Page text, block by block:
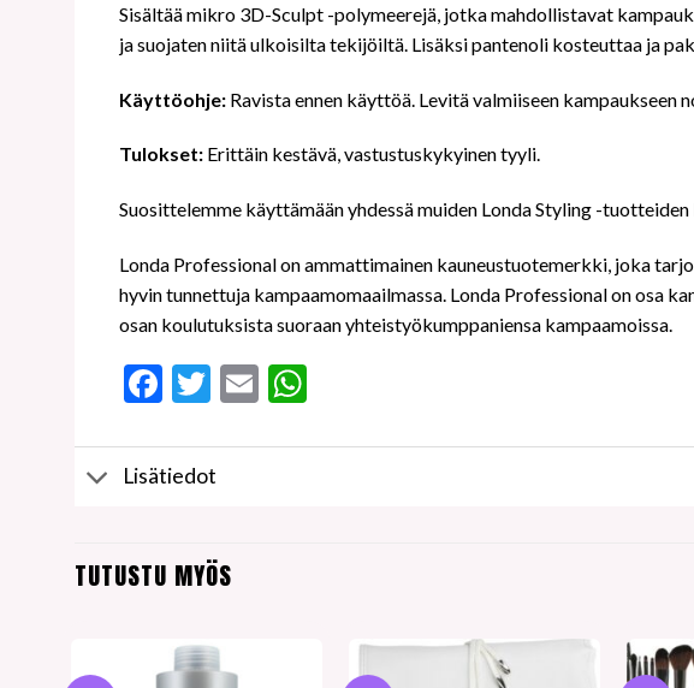
Sisältää mikro 3D-Sculpt -polymeerejä, jotka mahdollistavat
ja suojaten niitä ulkoisilta tekijöiltä. Lisäksi pantenoli kosteuttaa ja
Käyttöohje: Ravista ennen käyttöä. Levitä valmiiseen kampaukseen
Tulokset:Erittäin kestävä, vastustuskykyinen tyyli.
Suosittelemme käyttämään yhdessä muiden Londa Styling -
Londa Professional on ammattimainen kauneustuotemerkki, joka
hyvin tunnettuja kampaamomaailmassa. Londa Professional on osa
osan koulutuksista suoraan yhteistyökumppaniensa kampaamoissa.
Facebook
Twitter
EmailWhatsApp
Lisätiedot
TUTUSTU MYÖS